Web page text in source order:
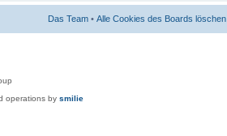
Das Team • Alle Cookies des Boards löschen
operations by smilie